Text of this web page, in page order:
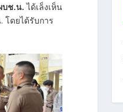
บช.น.ได้เล็งเห็น
โดยได้รับการ